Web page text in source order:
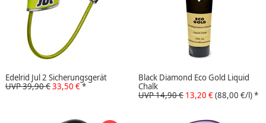
Edelrid Jul 2 Sicherungsgerät
UVP 39,90 €33,50 €*
Black Diamond Eco Gold Liquid
Chalk
UVP 14,90 € 13,20 €(88,00 €/l)*